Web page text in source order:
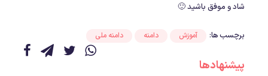
شاد و موفق باشید 🙂
برچسب ها: آموزش دامنه دامنه ملی
پیشنهادها